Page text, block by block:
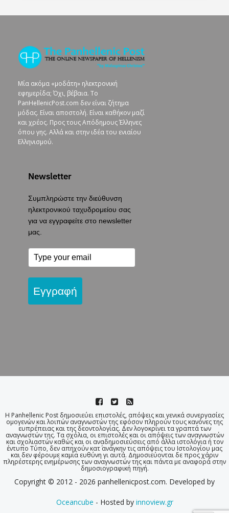
Μία ακόμα «μοδάτη» ηλεκτρονική
εφημερίδα; Όχι, βέβαια. To
PanHellenicPost.com δεν είναι ζήτημα
μόδας. Είναι αποστολή. Είναι καθήκον μαζί
και χρέος. Προς τους Απόδημους Έλληνες
όπου γης. Αλλά και στην ιδέα του ενιαίου
Ελληνισμού.
Newsletter
Συμπληρώστε την διεύθυνση
ηλεκτρονικού ταχυδρομείου σας
για να εγγραφείτε στο newsletter
μας.
Εγγραφή
Η Panhellenic Post δημοσιεύει επιστολές, απόψεις και γενικά συνεργασίες
ομογενών και λοιπών αναγνωστών της εφόσον πληρούν τους κανόνες της
ευπρέπειας και της δεοντολογίας. Δεν λογοκρίνει τα γραπτά των
αναγνωστών της. Τα σχόλια, οι επιστολές και οι απόψεις των αναγνωστών
και σχολιαστών καθώς και οι αναδημοσιεύσεις από άλλα ιστολόγια ή τον
έντυπο Τύπο, δεν απηχούν κατ΄ ανάγκην τις απόψεις του Ιστολογίου μας
και δεν φέρουμε καμία ευθύνη γι αυτά. Δημοσιεύονται δε προς χάριν
πληρέστερης ενημέρωσης των αναγνωστών της και πάντα με αναφορά στην
δημοσιογραφική πηγή.
Copyright © 2012 - 2026 panhellenicpost.com. Developed by
Oceancube - Hosted by innoview.gr